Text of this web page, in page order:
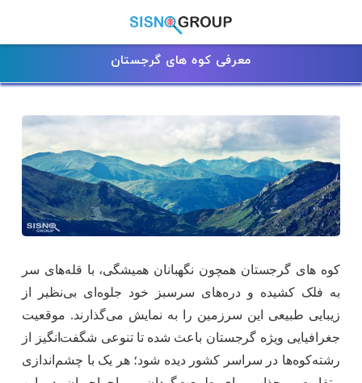
معرفی کوه های گرجستان
کوه‌ های گرجستان همچون نگهبانان همیشگی، با قله‌های سر
به فلک کشیده و دره‌های سرسبز خود جلوه‌ای بی‌نظیر از
زیبایی طبیعی این سرزمین را به نمایش می‌گذارند. موقعیت
جغرافیایی ویژه گرجستان باعث شده تا تنوعی شگفت‌انگیز از
رشته‌کوه‌ها در سراسر کشور دیده شود؛ هر یک با چشم‌اندازی